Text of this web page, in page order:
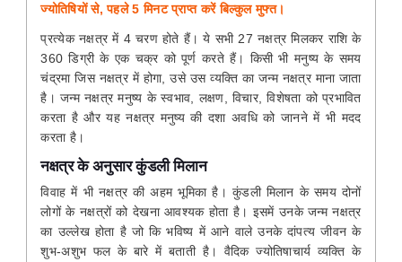
ज्योतिषियों से, पहले 5 मिनट प्राप्त करें बिल्कुल मुफ्त।
प्रत्येक नक्षत्र में 4 चरण होते हैं। ये सभी 27 नक्षत्र मिलकर राशि के
360 डिग्री के एक चक्र को पूर्ण करते हैं। किसी भी मनुष्य के समय
चंद्रमा जिस नक्षत्र में होगा, उसे उस व्यक्ति का जन्म नक्षत्र माना जाता
है। जन्म नक्षत्र मनुष्य के स्वभाव, लक्षण, विचार, विशेषता को प्रभावित
करता है और यह नक्षत्र मनुष्य की दशा अवधि को जानने में भी मदद
करता है।
नक्षत्र के अनुसार कुंडली मिलान
विवाह में भी नक्षत्र की अहम भूमिका है। कुंडली मिलान के समय दोनों
लोगों के नक्षत्रों को देखना आवश्यक होता है। इसमें उनके जन्म नक्षत्र
का उल्लेख होता है जो कि भविष्य में आने वाले उनके दांपत्य जीवन के
शुभ-अशुभ फल के बारे में बताती है। वैदिक ज्योतिषाचार्य व्यक्ति के